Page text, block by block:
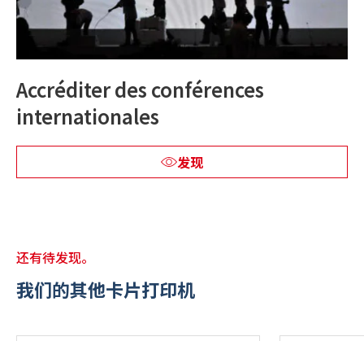
Accréditer des conférences
internationales
发现
还有待发现。
我们的其他卡片打印机